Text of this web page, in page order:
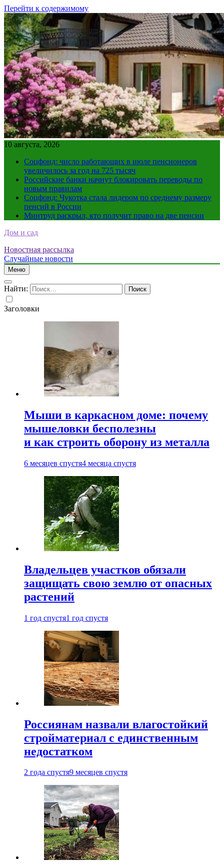
Перейти к содержимому
10 августа, 2026
Соцфонд: число работающих в июле пенсионеров
увеличилось за год на 725 тысяч
Российские банки начнут блокировать переводы по
новым правилам
Соцфонд: Чукотка стала лидером по среднему размеру
пенсий в России
Минтруд раскрыл, кто получит право на две пенсии
Дом и сад
Новостная рассылка
Случайные новости
Меню
Найти:
Заголовки
Мыши в каркасном доме: почему
мышеловки бесполезны
и как строить оборону из металла
6 месяцев спустя4 месяца спустя
Владельцев участков обязали
защищать свою землю от опасных
растений
1 год спустя1 год спустя
Россиянам назвали влагостойкий
стройматериал с единственным
недостатком
2 года спустя9 месяцев спустя